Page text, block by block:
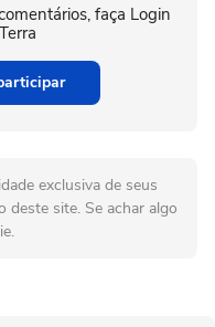
faça Login
exclusiva de seus
deste site. Se achar algo